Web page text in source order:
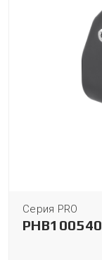
Серия PRO
PHB100540